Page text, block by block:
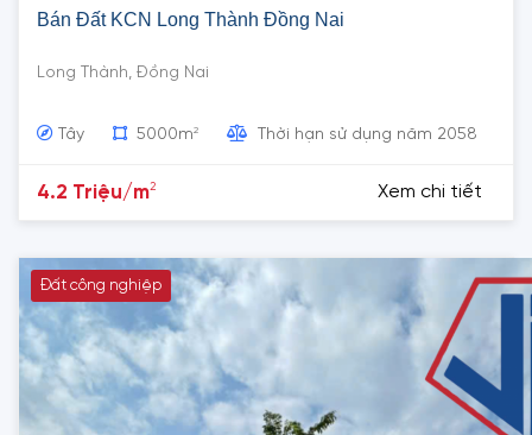
Bán Đất KCN Long Thành Đồng Nai
Long Thành, Đồng Nai
Tây 5000m2 Thời hạn sử dụng năm 2058
4.2 Triệu/m2 Xem chi tiết
Đất công nghiệp